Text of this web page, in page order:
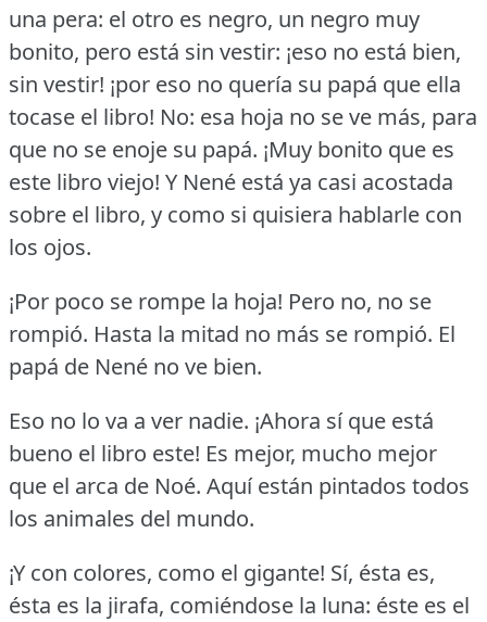
una pera: el otro es negro, un negro muy
bonito, pero está sin vestir: ¡eso no está bien,
sin vestir! ¡por eso no quería su papá que ella
tocase el libro! No: esa hoja no se ve más, para
que no se enoje su papá. ¡Muy bonito que es
este libro viejo! Y Nené está ya casi acostada
sobre el libro, y como si quisiera hablarle con
los ojos.
¡Por poco se rompe la hoja! Pero no, no se
rompió. Hasta la mitad no más se rompió. El
papá de Nené no ve bien.
Eso no lo va a ver nadie. ¡Ahora sí que está
bueno el libro este! Es mejor, mucho mejor
que el arca de Noé. Aquí están pintados todos
los animales del mundo.
¡Y con colores, como el gigante! Sí, ésta es,
ésta es la jirafa, comiéndose la luna: éste es el